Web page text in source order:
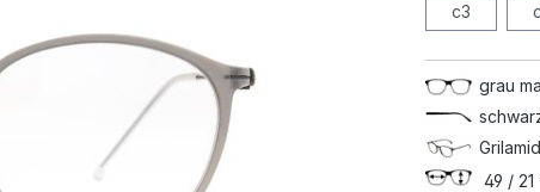
c3
grau
49 / 21